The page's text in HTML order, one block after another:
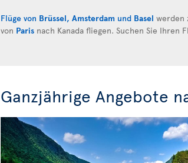
Flüge von Brüssel, Amsterdam und Basel werden
von Paris nach Kanada fliegen. Suchen Sie Ihren
Ganzjährige Angebote